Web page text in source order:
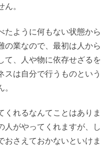
。
たように何もない状態から
の業なので、最初は人から
て、人や物に依存せざるを
スは自分で行うものという
くれるなんてことはありま
人がやってくれますが、し
おさえておかないといけま